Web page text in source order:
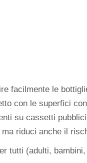
facilmente le
con le superfici
su cassetti
riduci anche il
tutti (adulti,